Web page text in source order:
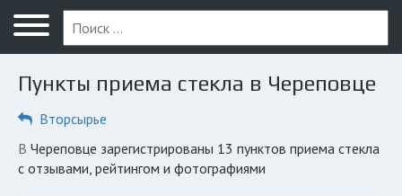
Меню
Главная
Вопрос юристу
Череповец
Пункты приема стекла в Череповце
Вторсырье
в Череповце зарегистрированы 13 пунктов приема стекла
с отзывами, рейтингом и фотографиями